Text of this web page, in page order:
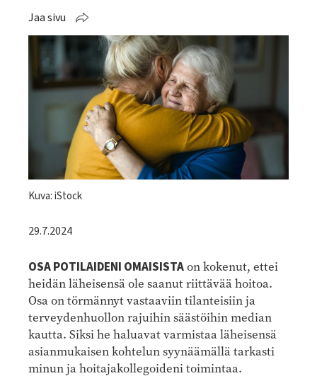
Jaa sivu
Kuva: iStock
29.7.2024
OSA POTILAIDENI OMAISISTAon kokenut, ettei
heidän läheisensä ole saanut riittävää hoitoa.
Osa on törmännyt vastaaviin tilanteisiin ja
terveydenhuollon rajuihin säästöihin median
kautta. Siksi he haluavat varmistaa läheisensä
asianmukaisen kohtelun syynäämällä tarkasti
minun ja hoitajakollegoideni toimintaa.